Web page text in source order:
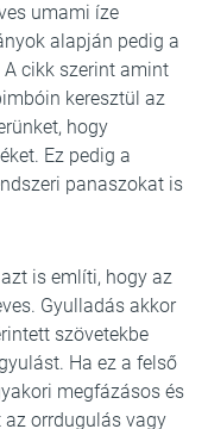
umami íze
alapján pedig a
cikk szerint amint
keresztül az
hogy
Ez pedig a
panaszokat is
is említi, hogy az
Gyulladás akkor
szövetekbe
Ha ez a felső
megfázásos és
az orrdugulás vagy